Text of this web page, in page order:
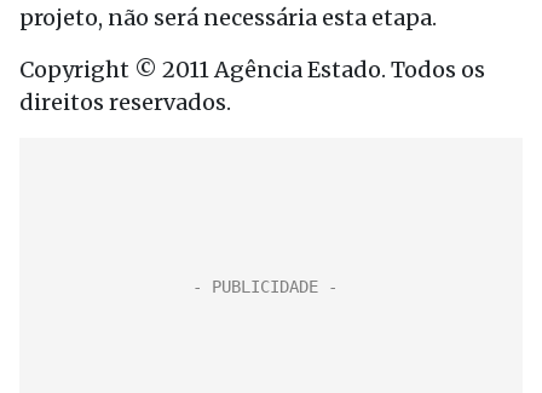
projeto, não será necessária esta etapa.
Copyright © 2011 Agência Estado. Todos os
direitos reservados.